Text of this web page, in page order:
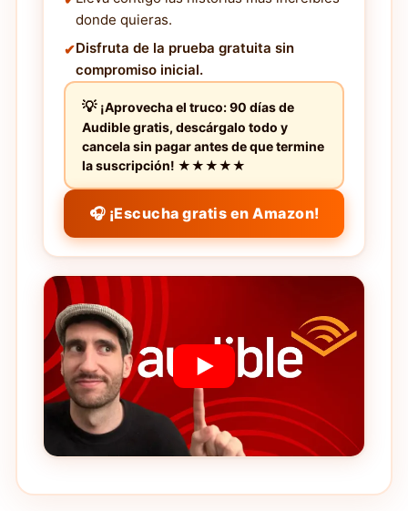
donde quieras.
Disfruta de la prueba gratuita sin
compromiso inicial.
¡Aprovecha el truco: 90 días de
Audible gratis, descárgalo todo y
cancela sin pagar antes de que termine
la suscripción! ★★★★★
🎧 ¡Escucha gratis en Amazon!